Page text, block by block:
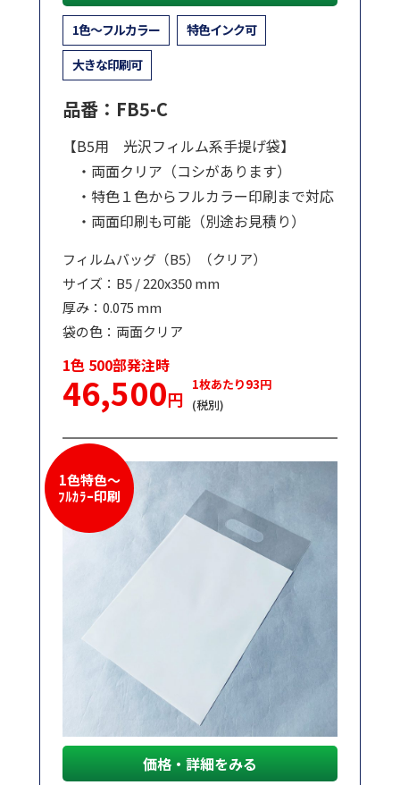
1色～フルカラー
特色インク可
大きな印刷可
品番：FB5-C
【B5用 光沢フィルム系手提げ袋】
・両面クリア（コシがあります）
・特色１色からフルカラー印刷まで対応
・両面印刷も可能（別途お見積り）
フィルムバッグ（B5）（クリア）
サイズ：B5 / 220x350 mm
厚み：0.075 mm
袋の色：両面クリア
1色 500部発注時
46,500円
1枚あたり93円
(税別)
1色特色～
ﾌﾙｶﾗｰ印刷
価格・詳細をみる